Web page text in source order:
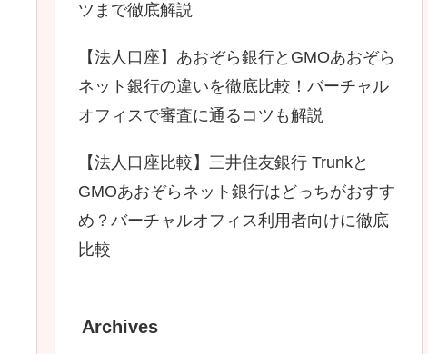
ツまで徹底解説
【法人口座】あおぞら銀行とGMOあおぞら
ネット銀行の違いを徹底比較！バーチャル
オフィスで審査に通るコツも解説
【法人口座比較】三井住友銀行 Trunkと
GMOあおぞらネット銀行はどっちがおすす
め？バーチャルオフィス利用者向けに徹底
比較
Archives